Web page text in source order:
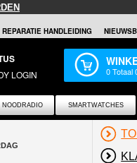
REPARATIE HANDLEIDING
LOGIN 0Totaal
NOODRADIO SMARTWATCHES